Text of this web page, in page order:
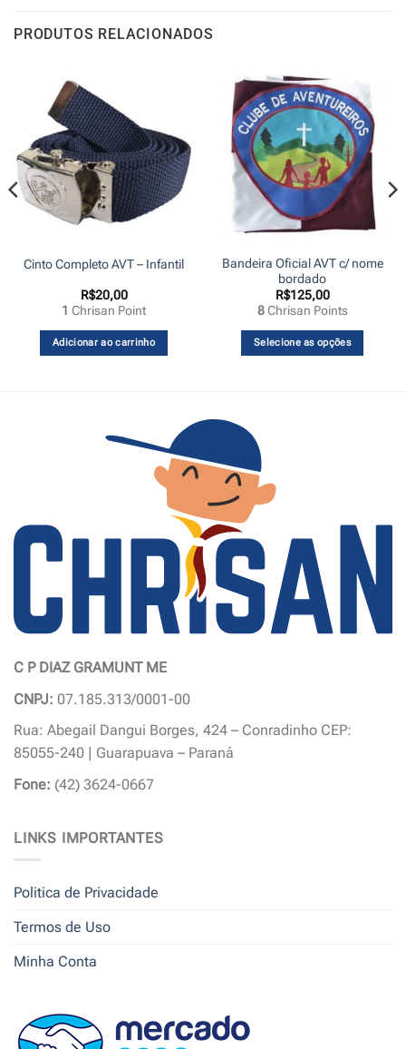
PRODUTOS RELACIONADOS
Cinto Completo AVT – Infantil
R$20,00
1 Chrisan Point
Adicionar ao carrinho
Bandeira Oficial AVT c/ nome
bordado
R$125,00
8Chrisan Points
Selecione as opções
C P DIAZ GRAMUNT ME
CNPJ: 07.185.313/0001-00
Rua: Abegail Dangui Borges, 424 – Conradinho CEP:
85055-240 | Guarapuava – Paraná
Fone: (42) 3624-0667
LINKS IMPORTANTES
Politica de Privacidade
Termos de Uso
Minha Conta